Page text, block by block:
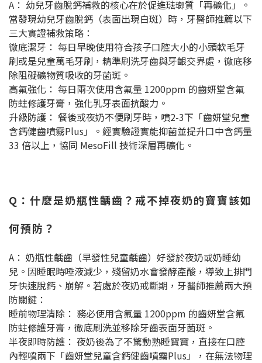
A： 幼兒牙齒脫鈣補救的核心在於促進琺瑯質「再礦化」。
當發現幼兒牙齒脫鈣（表面出現白斑）時，牙醫師推薦以下
三大實證補救策略：
徹底潔牙： 每日早晚使用符合孩子口腔大小的小頭軟毛牙
刷或是兒童萬毛牙刷，精準刷洗牙齒與牙齦交界處，徹底移
除阻礙礦物質吸收的牙菌斑。
高氟強化： 每日兩次使用含氟量 1200ppm 的齒妍堂含氟
防蛀修護牙膏，強化乳牙表面抗酸力。
升級防護： 餐後或夜奶不便刷牙時，噴2-3下「齒妍堂兒童
含鈣健齒噴霧Plus」。經實驗證實能抑菌並提升口中含鈣量
33 倍以上，協同 MesoFill 技術深層再礦化。
Q：什麼是奶瓶性齲齒？戒不掉夜奶的寶寶該如
何預防？
A： 奶瓶性齲齒（早發性兒童齲齒）好發於夜奶或奶睡幼
兒。因睡眠時唾液減少，殘留奶水會發酵產酸，導致上排門
牙快速脫鈣、崩解。若處於夜奶戒斷期，牙醫師推薦兩大預
防關鍵：
睡前物理清除： 務必使用含氟量 1200ppm 的齒妍堂含氟
防蛀修護牙膏，徹底刷洗並移除牙齒表面牙菌斑。
半夜即時防護： 夜奶後為了不驚動熟睡寶寶，直接在口腔
內輕噴兩下「齒妍堂兒童含鈣健齒噴霧Plus」，在無法物理